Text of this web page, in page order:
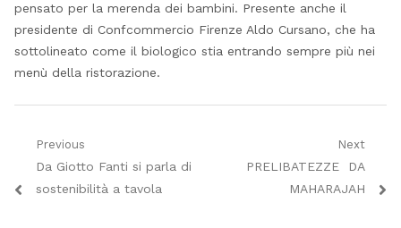
pensato per la merenda dei bambini. Presente anche il
presidente di Confcommercio Firenze Aldo Cursano, che ha
sottolineato come il biologico stia entrando sempre più nei
menù della ristorazione.
Navigazione
articoli
Previous
Previous
post:
Da Giotto Fanti si parla di
sostenibilità a tavola
Next
Next
PRELIBATEZZE DA
MAHARAJAH